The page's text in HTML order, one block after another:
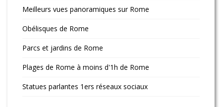
Meilleurs vues panoramiques sur Rome
Obélisques de Rome
Parcs et jardins de Rome
Plages de Rome à moins d'1h de Rome
Statues parlantes 1ers réseaux sociaux